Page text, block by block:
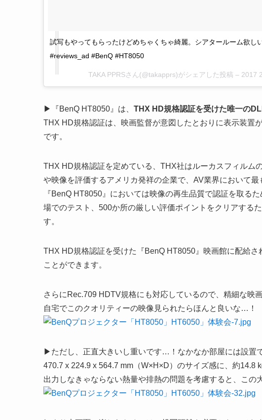
試写もやってもらったけどめちゃくちゃ綺麗。シアタールーム欲し
#reviews_ad #BenQ #HT8050
TAKA PPRSさん(@takapprs)がシェアした投稿 – 2017
▶『BenQ HT8050』は、 THX HD規格認証を受けた唯一の
THX HD規格認証は、映画監督が意図したとおりに表示装置
です。
THX HD規格認証を定めている、THX社はルーカスフィルム
や映像を評価するアメリカ発祥の企業で、AV業界において
『BenQ HT8050』においては映像の再生品質で認証を取る
場でのテスト、500か所の厳しい評価ポイントをクリアする
す。
THX HD規格認証を受けた『BenQ HT8050』映画館に配給
ことができます。
さらにRec.709 HDTV規格にも対応しているので、精細な映
自宅でこのクオリティーの映像見られたらほんと良いな…！
▶ただし、正直大きいし重いです…！なかなか部屋には設置
470.7 x 224.9 x 564.7 mm（W×H×D）‎のサイズ感に、約14.8
出力しなきゃならない熱量や排熱の問題を考慮すると、この